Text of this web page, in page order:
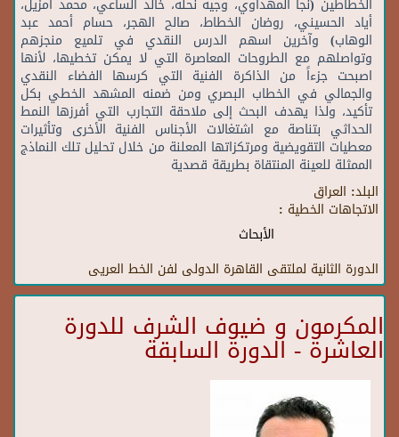
أياد الحسيني، روضان الخطاط، صالح الهجر، حسام أحمد عبد
الوهاب) وآخرين اسهم الدرس النقدي في تلميع منجزهم
وتواصلهم مع الطروحات المعاصرة التي لا يمكن تخطيها، لأنها
اصبحت جزءاً من الذاكرة الفنية التي كرسها الفضاء النقدي
والجمالي في الخطاب البصري ومن ضمنه المشهد الخطي بكل
تأكيد، ولذا يهدف البحث إلى ملاحقة التجارب التي أفرزها النمط
الحداثي بتناصة مع اشتغالات الأجناس الفنية الأخرى وتأثيرات
معطيات التقويضية ومرتكزاتها المعلنة من خلال تحليل تلك النماذج
الممثلة للعينة المنتقاة بطريقة قصدية
البلد: العراق
الاتجاهات الخطية :
الأبحاث
الدورة الثانية لملتقى القاهرة الدولى لفن الخط العريى
المكرمون و ضيوف الشرف للدورة
العاشرة - الدورة السابقة